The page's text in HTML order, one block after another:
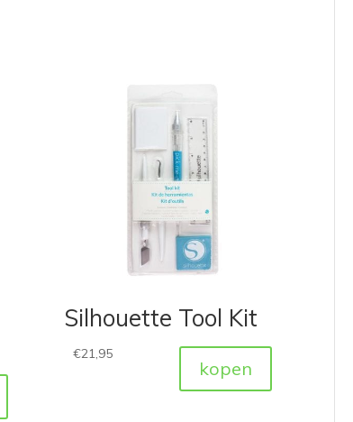
Silhouette Tool Kit
€21,95
kopen